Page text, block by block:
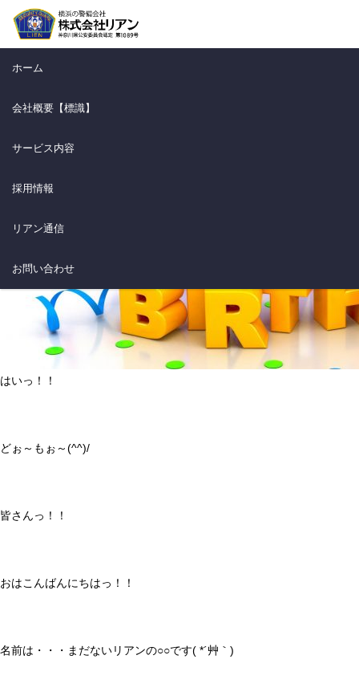
ホーム
会社概要【標識】
サービス内容
採用情報
リアン通信
お問い合わせ
トピックス
2019.6.3
はいっ！！
どぉ～もぉ～(^^)/
皆さんっ！！
おはこんばんにちはっ！！
名前は・・・まだないリアンの○○です( *´艸｀)